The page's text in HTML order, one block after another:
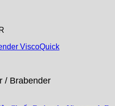
ViscoQuick
/ Brabender